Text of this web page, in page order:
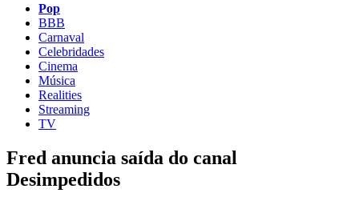
Pop
BBB
Carnaval
Celebridades
Cinema
Música
Realities
Streaming
TV
Fred anuncia saída do canal
Desimpedidos